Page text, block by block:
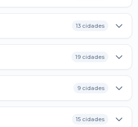
13 cidades
19 cidades
9 cidades
15 cidades